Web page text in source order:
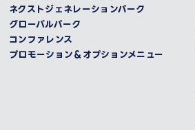
ネクストジェネレーションパーク
グローバルパーク
コンファレンス
プロモーション＆オプションメニュー